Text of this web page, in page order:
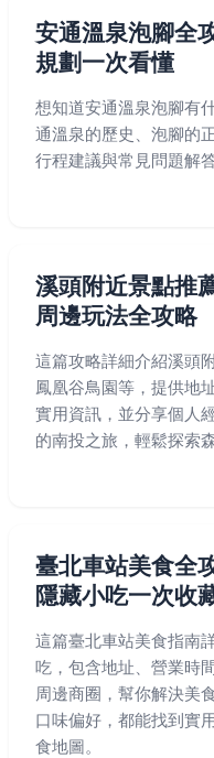
安通溫泉泡腳全
規劃一次看懂
想知道安通溫泉泡腳有
通溫泉的歷史、泡腳的
行程建議與常見問題解
溪頭附近景點推
周邊玩法全攻略
這篇攻略詳細介紹溪頭
鳳凰谷鳥園等，提供地
實用資訊，並分享個人
的南投之旅，輕鬆探索
臺北車站美食全
隱藏小吃一次收
這篇臺北車站美食指南
吃，包含地址、營業時
周邊商圈，幫你解決美
口味偏好，都能找到實
食地圖。